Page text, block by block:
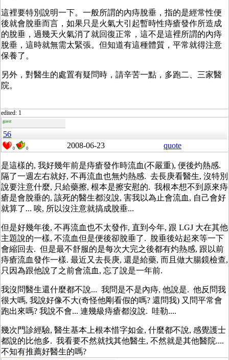
這裡要特別說明一下。一般所謂的內痔脫垂，指的是經常性便
後就會脫垂而言，如果只是火氣大引起暫時性痔瘡發作所造成
的脫垂，過幾天火氣消了就回復正常，這不是這裡所謂的內痔
脫垂，這時就無需太緊張。但知道有這種體質，平常就得注意
保養了。
另外，對醫生的處置有疑問時，請辛苦一點，多跑二、三家醫
院。
edited: 1
guest
56
0 0 2008-06-23 quote
是這樣的, 我好幾年前是痔瘡發作時流血(不嚴重), 便後灼熱感.
隔了一週左右就好, 不再流血也無灼熱感. 去長庚看醫生, 沒特別
說要注意什麼, 只給藥擦, 根本是擦安慰的. 我根本想不到原來痔
瘡是會脫垂的, 該死的醫生都沒說, 害我以為止會流血, 自己會好
就算了... 唉, 所以沒注意就搞成脫垂...
但是好幾年後, 不再流血也不太發作, 直到今年, 跟 LGJ 大在其他
主題說的一樣, 不流血但是便後卻脫垂了. 脫垂後站起來等一下
會縮回去. 但是最不舒服的是每次大完之後都有灼熱感, 跟以前
痔瘡流血發作一樣. 最近又去長庚, 還是給藥, 而且做大腸鏡檢查,
只因為跟他說了之前會流血, 忘了說是一年前.
我沒問醫生還什麼都不說... 我問是不是內痔, 他說是. 他反問我
很大嗎, 我說好像不大(奇怪他剛看假的嗎? 還問我) 又問平常會
跑出來嗎? 我說不會... 連幾級痔瘡都沒說. 哇勒....
幾次門診經驗, 醫生基本上根本惜字如金, 什麼都不說, 感覺護士
都說的比他多. 我看要不然就找其他醫生, 不然就是其他醫院....
不知有推薦好醫生的嗎?